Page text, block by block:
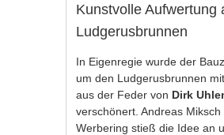
Kunstvolle Aufwertung
Ludgerusbrunnen
In Eigenregie wurde der
um den Ludgerusbrunnen
aus der Feder von Dirk
verschönert. Andreas Miksch
Werbering stieß die Idee an